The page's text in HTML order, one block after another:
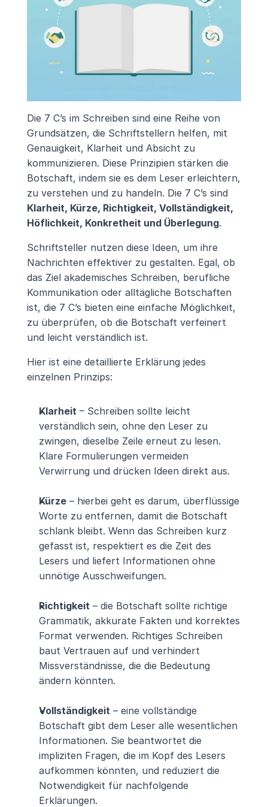
Die 7 C’s im Schreiben sind eine Reihe von
Grundsätzen, die Schriftstellern helfen, mit
Genauigkeit, Klarheit und Absicht zu
kommunizieren. Diese Prinzipien stärken die
Botschaft, indem sie es dem Leser erleichtern,
Klarheit, Kürze, Richtigkeit, Vollständigkeit,
Höflichkeit, Konkretheit und Überlegung.
Schriftsteller nutzen diese Ideen, um ihre
Nachrichten effektiver zu gestalten. Egal, ob
das Ziel akademisches Schreiben, berufliche
Kommunikation oder alltägliche Botschaften
ist, die 7 C’s bieten eine einfache Möglichkeit,
zu überprüfen, ob die Botschaft verfeinert
und leicht verständlich ist.
Hier ist eine detaillierte Erklärung jedes
einzelnen Prinzips:
Klarheit – Schreiben sollte leicht
verständlich sein, ohne den Leser zu
zwingen, dieselbe Zeile erneut zu lesen.
Klare Formulierungen vermeiden
Verwirrung und drücken Ideen direkt aus.
Kürze – hierbei geht es darum, überflüssige
Worte zu entfernen, damit die Botschaft
schlank bleibt. Wenn das Schreiben kurz
gefasst ist, respektiert es die Zeit des
Lesers und liefert Informationen ohne
unnötige Ausschweifungen.
Richtigkeit – die Botschaft sollte richtige
Grammatik, akkurate Fakten und korrektes
Format verwenden. Richtiges Schreiben
baut Vertrauen auf und verhindert
Missverständnisse, die die Bedeutung
ändern könnten.
Vollständigkeit – eine vollständige
Botschaft gibt dem Leser alle wesentlichen
Informationen. Sie beantwortet die
impliziten Fragen, die im Kopf des Lesers
aufkommen könnten, und reduziert die
Notwendigkeit für nachfolgende
Erklärungen.